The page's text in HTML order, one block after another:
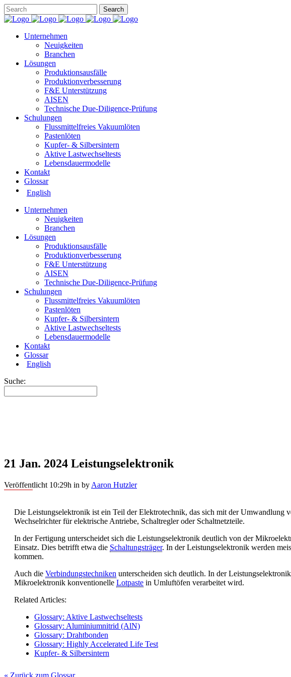
Unternehmen
Neuigkeiten
Branchen
Lösungen
Produktionsausfälle
Produktionverbesserung
F&E Unterstützung
AISEN
Technische Due-Diligence-Prüfung
Schulungen
Flussmittelfreies Vakuumlöten
Pastenlöten
Kupfer- & Silbersintern
Aktive Lastwechseltests
Lebensdauermodelle
Kontakt
Glossar
English
Unternehmen
Neuigkeiten
Branchen
Lösungen
Produktionsausfälle
Produktionverbesserung
F&E Unterstützung
AISEN
Technische Due-Diligence-Prüfung
Schulungen
Flussmittelfreies Vakuumlöten
Pastenlöten
Kupfer- & Silbersintern
Aktive Lastwechseltests
Lebensdauermodelle
Kontakt
Glossar
English
Suche:
21 Jan. 2024 Leistungselektronik
Veröffentlicht 10:29h in by Aaron Hutzler
Die Leistungselektronik ist ein Teil der Elektrotechnik, das sich mit der Umwandlung
Wechselrichter für elektrische Antriebe, Schaltregler oder Schaltnetzteile.
In der Fertigung unterscheidet sich die Leistungselektronik deutlich von der
Einsatz. Dies betrifft etwa die Schaltungsträger. In der Leistungselektronik werden
kommen.
Auch die Verbindungstechniken unterscheiden sich deutlich. In der
Mikroelektronik konventionelle Lotpaste in Umluftöfen verarbeitet wird.
Related Articles:
Glossary: Aktive Lastwechseltests
Glossary: Aluminiumnitrid (AlN)
Glossary: Drahtbonden
Glossary: Highly Accelerated Life Test
Kupfer- & Silbersintern
« Zurück zum Glossar